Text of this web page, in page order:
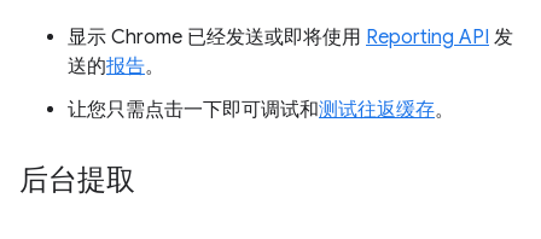
显示 Chrome 已经发送或即将使用 Reporting API 发
送的报告。
让您只需点击一下即可调试和测试往返缓存。
后台提取